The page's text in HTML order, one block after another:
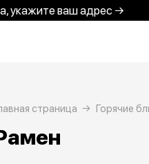
укажите ваш адрес →
страница Горячие